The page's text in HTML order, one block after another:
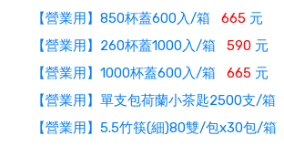
【營業用】850杯蓋600入/箱 665 元
【營業用】260杯蓋1000入/箱 590 元
【營業用】1000杯蓋600入/箱 665 元
【營業用】單支包荷蘭小茶匙2500支/箱
【營業用】5.5竹筷(細)80雙/包x30包/箱